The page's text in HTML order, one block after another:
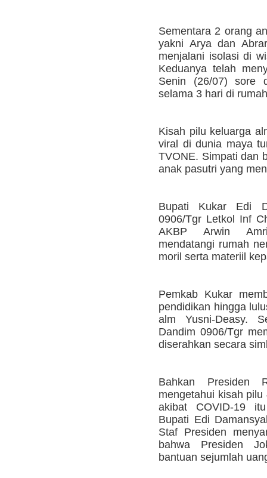
Sementara 2 orang
yakni Arya dan
menjalani isolasi di
Keduanya telah
Senin (26/07) sore
selama 3 hari di
Kisah pilu keluarga
viral di dunia maya
TVONE. Simpati dan
anak pasutri yang
Bupati Kukar Edi
0906/Tgr Letkol Inf
AKBP Arwin
mendatangi rumah
moril serta materiil
Pemkab Kukar
pendidikan hingga
alm Yusni-Deasy.
Dandim 0906/Tgr
diserahkan secara
Bahkan Presiden
mengetahui kisah
akibat COVID-19
Bupati Edi
Staf Presiden
bahwa Presiden
bantuan sejumlah